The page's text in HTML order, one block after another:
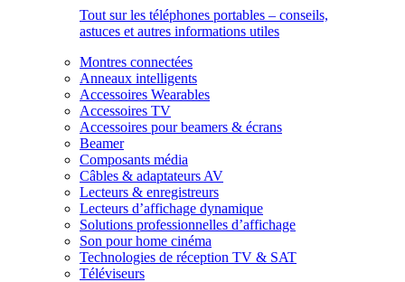
Tout sur les téléphones portables – conseils,
astuces et autres informations utiles
Montres connectées
Anneaux intelligents
Accessoires Wearables
Accessoires TV
Accessoires pour beamers & écrans
Beamer
Composants média
Câbles & adaptateurs AV
Lecteurs & enregistreurs
Lecteurs d’affichage dynamique
Solutions professionnelles d’affichage
Son pour home cinéma
Technologies de réception TV & SAT
Téléviseurs